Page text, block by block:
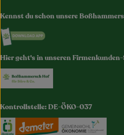
Kennst du schon unsere
Externer Link zu
Hier geht's in unseren
Kontrollstelle: DE-ÖKO-037
Externer Link zu https://
Externer Link zu